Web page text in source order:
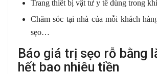
Trang thiết bị vật tư y tế dùng trong
Chăm sóc tại nhà của mỗi khách
sẹo…
Báo giá trị sẹo rỗ bằng
hết bao nhiêu tiền